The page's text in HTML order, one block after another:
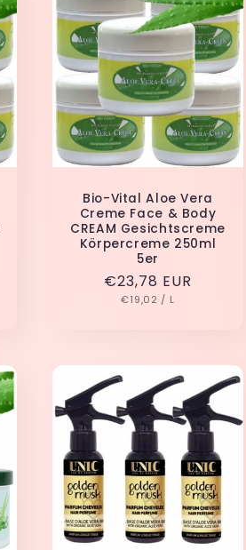
Bio-Vital Aloe Vera
Creme Face & Body
CREAM Gesichtscreme
Körpercreme 250ml
5er
Normaler
Preis
€23,78 EUR
GRUNDPREIS
€19,02 / PRO
L